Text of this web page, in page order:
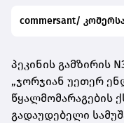
commersant/
პეკინის გამზირის
„ჯორჯიან უეთერ
წყალმომარაგების
გადაუდებელი